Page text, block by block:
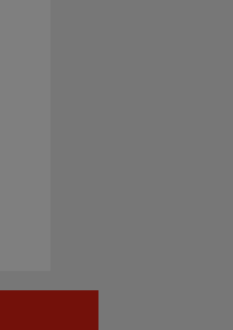
Geschichte und meine
mit anderen, um sie zu
machen oder auf dem
ihren Weg zu finden.“